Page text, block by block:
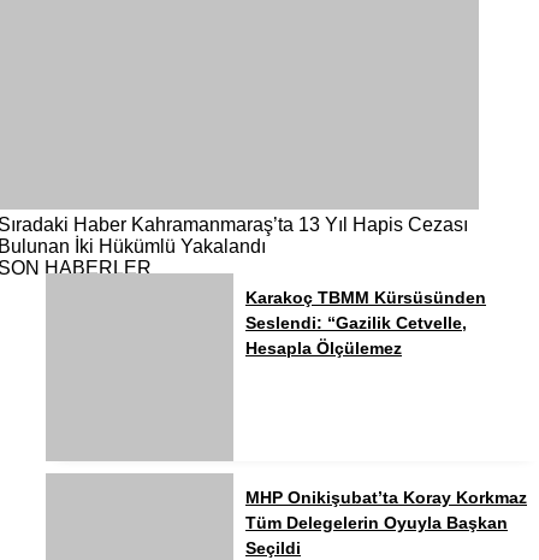
Haber Kahramanmaraş’ta 13 Yıl Hapis Cezası
İki Hükümlü Yakalandı
HABERLER
Karakoç TBMM Kürsüsünden
Seslendi: “Gazilik Cetvelle,
Hesapla Ölçülemez
MHP Onikişubat’ta Koray Korkmaz
Tüm Delegelerin Oyuyla Başkan
Seçildi